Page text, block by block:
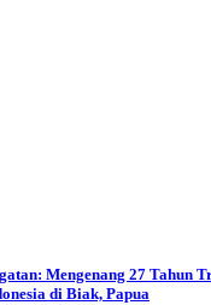
Mengenang 27 Tahun
di Biak, Papua